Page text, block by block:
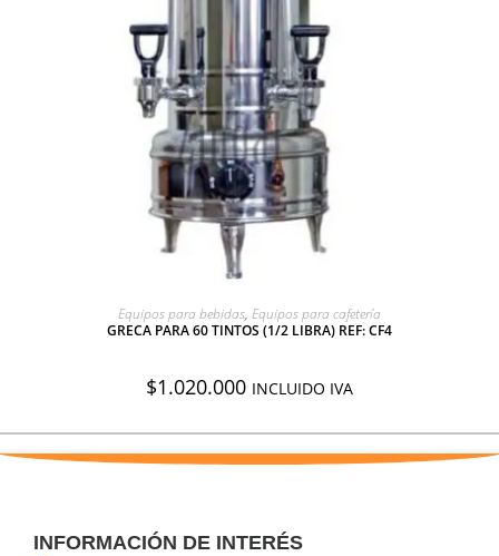
AGREGAR A COTIZACIÓN
Equipos para bebidas, Equipos para cafetería
GRECA PARA 60 TINTOS (1/2 LIBRA) REF: CF4
$1.020.000 INCLUIDO IVA
INFORMACIÓN DE INTERÉS